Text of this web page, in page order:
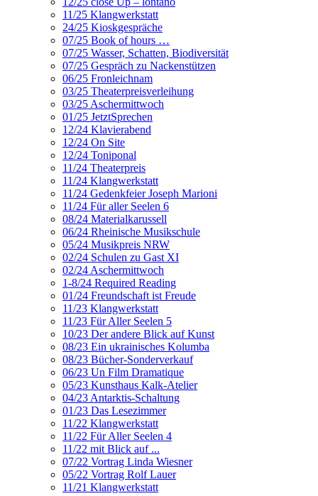
11/25 Klangwerkstatt
24/25 Kioskgespräche
07/25 Book of hours …
07/25 Wasser, Schatten, Biodiversität
07/25 Gespräch zu Nackenstützen
06/25 Fronleichnam
03/25 Theaterpreisverleihung
03/25 Aschermittwoch
01/25 JetztSprechen
12/24 Klavierabend
12/24 On Site
12/24 Toniponal
11/24 Theaterpreis
11/24 Klangwerkstatt
11/24 Gedenkfeier Joseph Marioni
11/24 Für aller Seelen 6
08/24 Materialkarussell
06/24 Rheinische Musikschule
05/24 Musikpreis NRW
02/24 Schulen zu Gast XI
02/24 Aschermittwoch
1-8/24 Required Reading
01/24 Freundschaft ist Freude
11/23 Klangwerkstatt
11/23 Für Aller Seelen 5
10/23 Der andere Blick auf Kunst
08/23 Ein ukrainisches Kolumba
08/23 Bücher-Sonderverkauf
06/23 Un Film Dramatique
05/23 Kunsthaus Kalk-Atelier
04/23 Antarktis-Schaltung
01/23 Das Lesezimmer
11/22 Klangwerkstatt
11/22 Für Aller Seelen 4
11/22 mit Blick auf ...
07/22 Vortrag Linda Wiesner
05/22 Vortrag Rolf Lauer
11/21 Klangwerkstatt